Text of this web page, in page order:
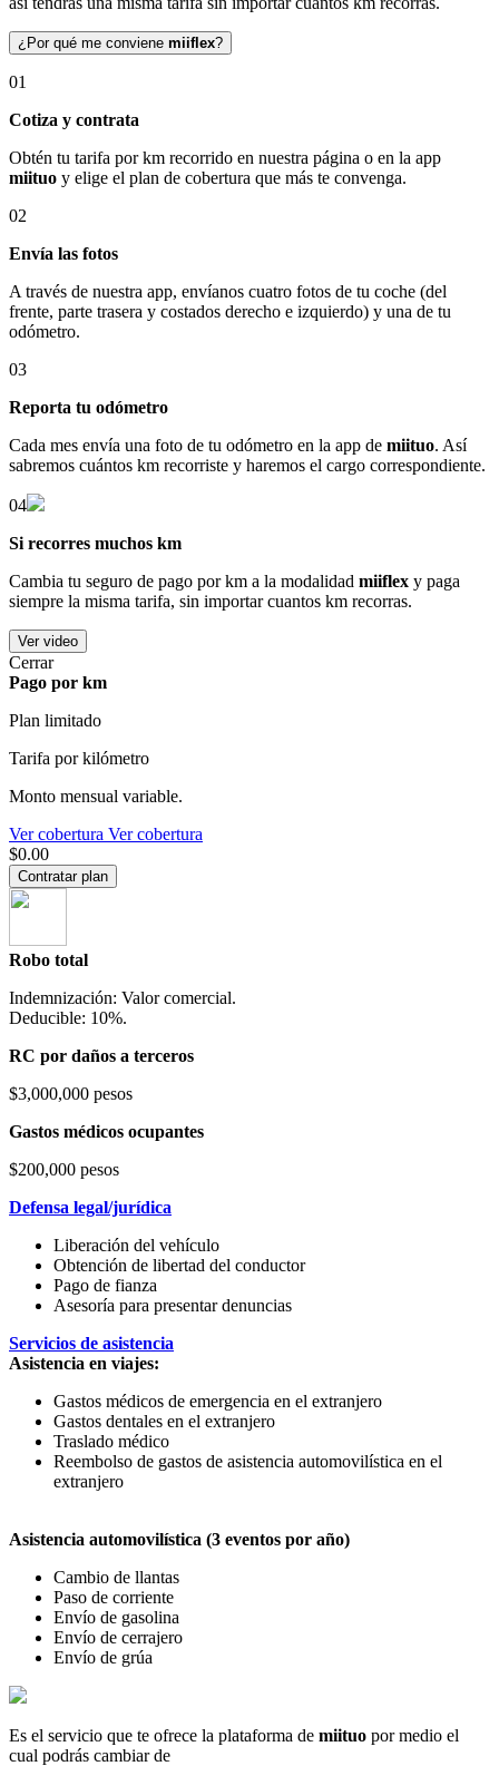
¿Por qué me conviene miiflex?
01
Cotiza y contrata
Obtén tu tarifa por km recorrido en nuestra página o en la app
miituo y elige el plan de cobertura que más te convenga.
02
Envía las fotos
A través de nuestra app, envíanos cuatro fotos de tu coche (del
frente, parte trasera y costados derecho e izquierdo) y una de tu
odómetro.
03
Reporta tu odómetro
Cada mes envía una foto de tu odómetro en la app de miituo. Así
sabremos cuántos km recorriste y haremos el cargo correspondiente.
04
Si recorres muchos km
Cambia tu seguro de pago por km a la modalidad miiflex y paga
siempre la misma tarifa, sin importar cuantos km recorras.
Ver video
Cerrar
Pago por km
Plan limitado
Tarifa por kilómetro
Monto mensual variable.
Ver cobertura Ver cobertura
$0.00
Contratar plan
Robo total
Indemnización: Valor comercial.
Deducible: 10%.
RC por daños a terceros
$3,000,000 pesos
Gastos médicos ocupantes
$200,000 pesos
Defensa legal/jurídica
Liberación del vehículo
Obtención de libertad del conductor
Pago de fianza
Asesoría para presentar denuncias
Servicios de asistencia
Asistencia en viajes:
Gastos médicos de emergencia en el extranjero
Gastos dentales en el extranjero
Traslado médico
Reembolso de gastos de asistencia automovilística en el
extranjero
Asistencia automovilística (3 eventos por año)
Cambio de llantas
Paso de corriente
Envío de gasolina
Envío de cerrajero
Envío de grúa
Es el servicio que te ofrece la plataforma de miituo por medio el
cual podrás cambiar de